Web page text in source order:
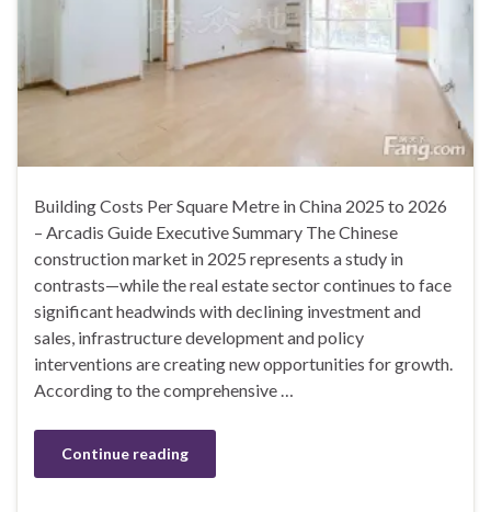
Building Costs Per Square Metre in China 2025 to 2026
– Arcadis Guide Executive Summary The Chinese
construction market in 2025 represents a study in
contrasts—while the real estate sector continues to face
significant headwinds with declining investment and
sales, infrastructure development and policy
interventions are creating new opportunities for growth.
According to the comprehensive …
Continue reading